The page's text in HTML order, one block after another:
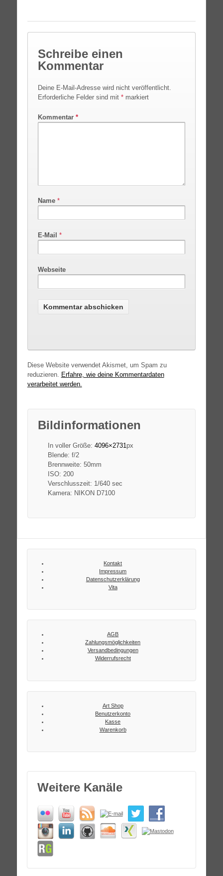
Schreibe einen
Kommentar
Deine E-Mail-Adresse wird nicht veröffentlicht.
Erforderliche Felder sind mit *markiert
Kommentar *
Name *
E-Mail *
Webseite
Diese Website verwendet Akismet, um Spam zu
reduzieren. Erfahre, wie deine Kommentardaten
verarbeitet werden.
Bildinformationen
In voller Größe: 4096×2731px
Blende: f/2
Brennweite: 50mm
ISO: 200
Verschlusszeit: 1/640 sec
Kamera: NIKON D7100
Kontakt
Impressum
Datenschutzerklärung
Vita
AGB
Zahlungsmöglichkeiten
Versandbedingungen
Widerrufsrecht
Art Shop
Benutzerkonto
Kasse
Warenkorb
Weitere Kanäle